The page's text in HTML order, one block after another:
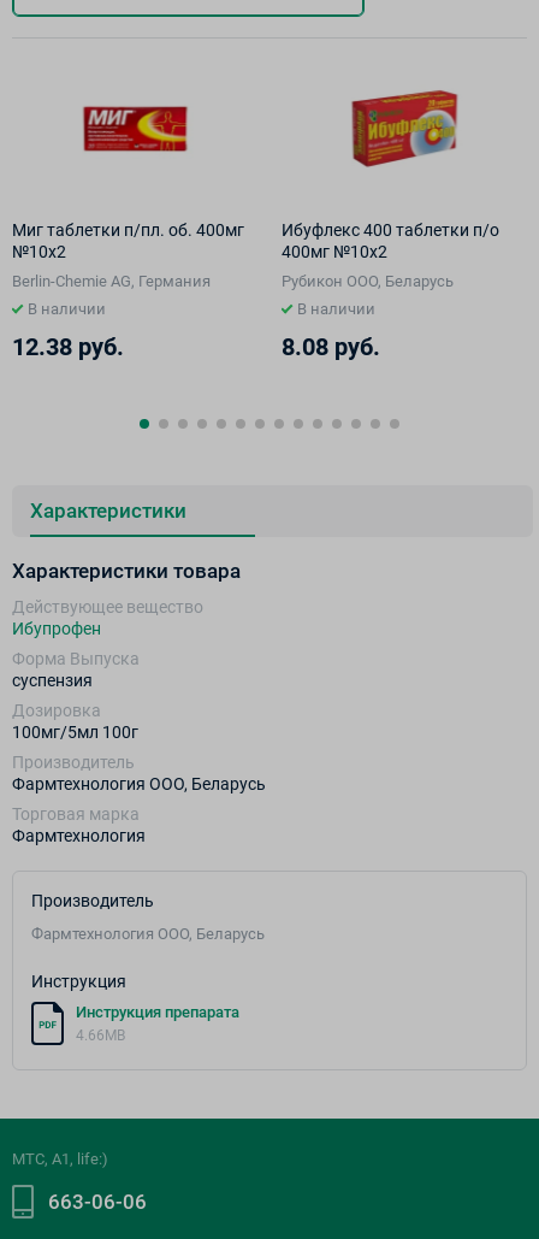
Миг таблетки п/пл. об. 400мг
№10х2
Berlin-Chemie AG, Германия
В наличии
12.38 руб.
Ибуфлекс 400 таблетки п/о
400мг №10х2
Рубикон ООО, Беларусь
В наличии
8.08 руб.
Характеристики
Характеристики товара
Действующее вещество
Ибупрофен
Форма Выпуска
суспензия
Дозировка
100мг/5мл 100г
Производитель
Фармтехнология ООО, Беларусь
Торговая марка
Фармтехнология
Производитель
Фармтехнология ООО, Беларусь
Инструкция
Инструкция препарата
4.66MB
МТС, A1, life:)
663-06-06